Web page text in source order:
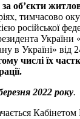
об’єкти
тимчасово
російської
України
в Україні»
числі їх
2022 року.
Кабінетом